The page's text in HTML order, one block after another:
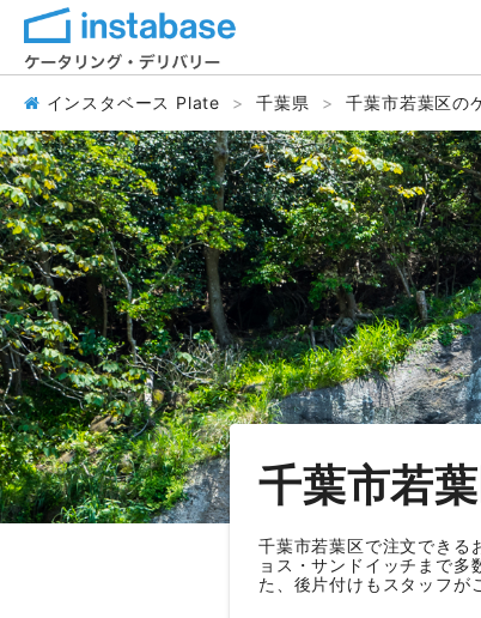
インスタベース Plate 千葉県 千葉市若葉区の
千葉市若
千葉市若葉区で注文できる
ョス・サンドイッチまで
た、後片付けもスタッフが